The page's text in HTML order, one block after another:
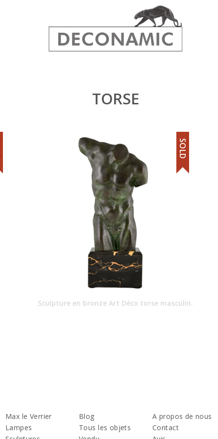
TORSE
Sculpture en bronze Art Déco torse masculin.
SOLD
Max le Verrier
Lampes
Blog
Tous les objets
A propos de nous
Contact